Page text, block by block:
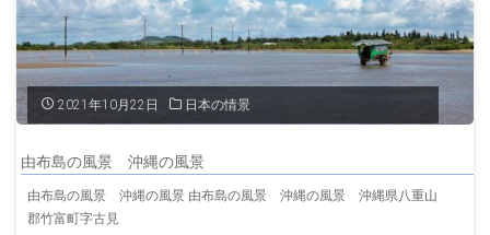
絶
景"
景
沖
の
風
2021年10月22日 日本の情景
由布島の風景 沖縄の風景
由布島の風景 沖縄の風景 由布島の風景 沖縄の風景 沖縄県八重山
郡竹富町字古見